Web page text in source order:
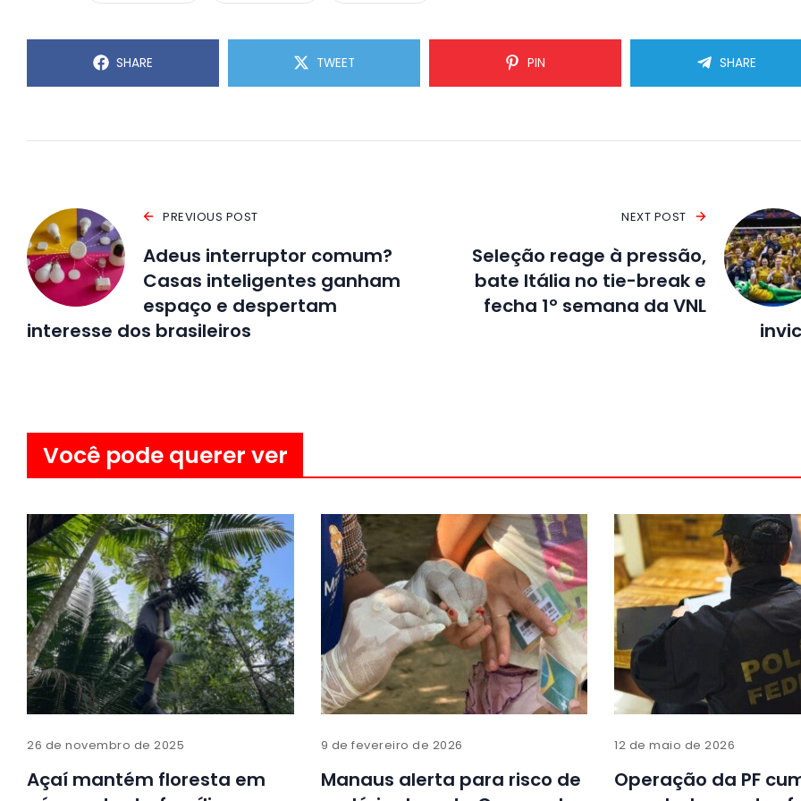
SHARE TWEET PIN SHARE
PREVIOUS POST
Adeus interruptor comum?
Casas inteligentes ganham
espaço e despertam
interesse dos brasileiros
NEXT POST
Seleção reage à pressão,
bate Itália no tie-break e
fecha 1º semana da VNL
Você pode querer ver
26 de novembro de 2025
Açaí mantém floresta em
9 de fevereiro de 2026
Manaus alerta para risco de
12 de maio de 2026
Operação da PF